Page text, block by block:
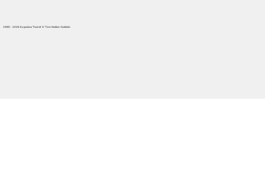
1985 - 2026 Kuşadası Ticaret © Tüm Hakları Saklıdır.